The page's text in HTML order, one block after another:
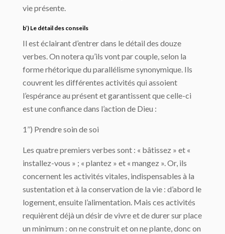
vie présente.
b’) Le détail des conseils
Il est éclairant d’entrer dans le détail des douze
verbes. On notera qu’ils vont par couple, selon la
forme rhétorique du parallélisme synonymique. Ils
couvrent les différentes activités qui assoient
l’espérance au présent et garantissent que celle-ci
est une confiance dans l’action de Dieu :
1’’) Prendre soin de soi
Les quatre premiers verbes sont : « bâtissez » et «
installez-vous » ; « plantez » et « mangez ». Or, ils
concernent les activités vitales, indispensables à la
sustentation et à la conservation de la vie : d’abord le
logement, ensuite l’alimentation. Mais ces activités
requièrent déjà un désir de vivre et de durer sur place
un minimum : on ne construit et on ne plante, donc on